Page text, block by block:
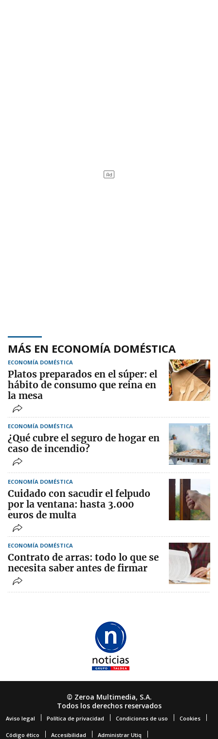
MÁS EN ECONOMÍA DOMÉSTICA
ECONOMÍA DOMÉSTICA
Platos preparados en el súper: el
hábito de consumo que reina en
la mesa
ECONOMÍA DOMÉSTICA
¿Qué cubre el seguro de hogar en
caso de incendio?
ECONOMÍA DOMÉSTICA
Cuidado con sacudir el felpudo
por la ventana: hasta 3.000
euros de multa
ECONOMÍA DOMÉSTICA
Contrato de arras: todo lo que se
necesita saber antes de firmar
© Zeroa Multimedia, S.A.
Todos los derechos reservados
Aviso legal Política de privacidad Condiciones de uso Cookies
Código ético Accesibilidad Administrar Utiq